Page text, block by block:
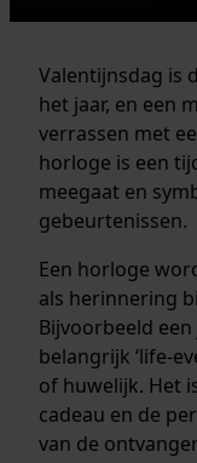
Valentijnsdag is
het jaar, en een
verrassen met
horloge is een
meegaat en
gebeurtenissen.
Een horloge
als herinnering
Bijvoorbeeld
belangrijk ‘life-
of huwelijk. Het
cadeau en de
van de